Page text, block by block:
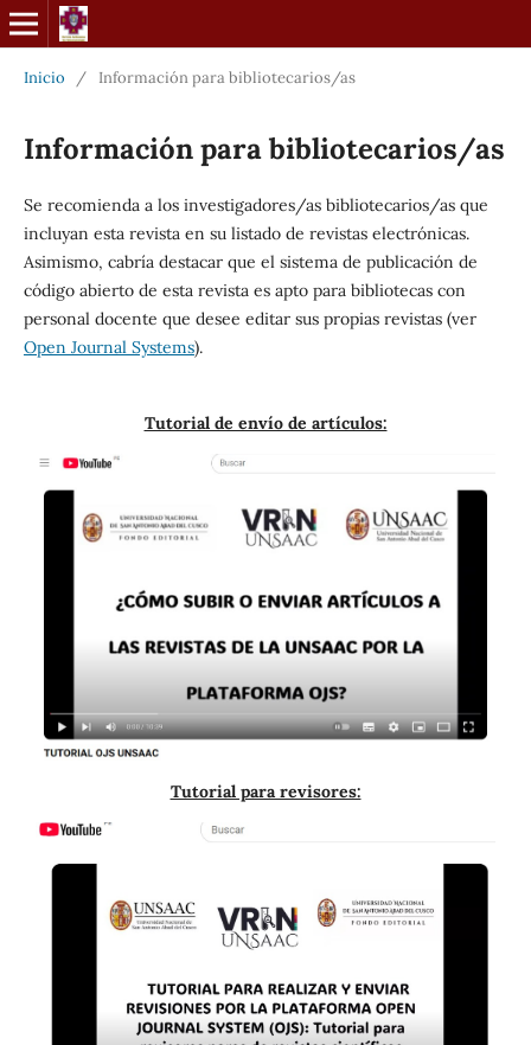
Inicio / Información para bibliotecarios/as
Información para bibliotecarios/as
Se recomienda a los investigadores/as bibliotecarios/as que
incluyan esta revista en su listado de revistas electrónicas.
Asimismo, cabría destacar que el sistema de publicación de
código abierto de esta revista es apto para bibliotecas con
personal docente que desee editar sus propias revistas (ver
Open Journal Systems).
Tutorial de envío de artículos:
Tutorial para revisores: